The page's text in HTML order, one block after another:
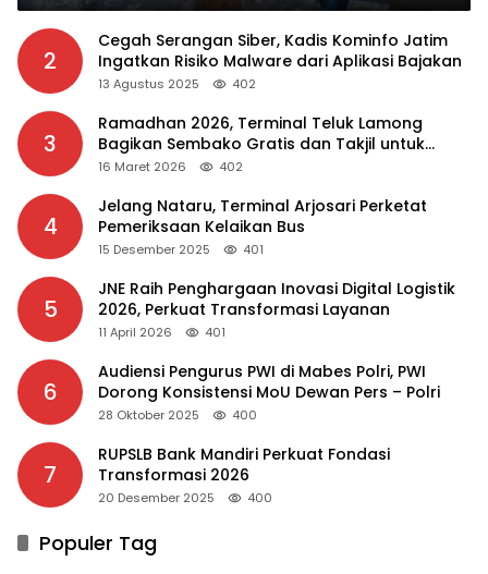
2
Cegah Serangan Siber, Kadis Kominfo Jatim
Ingatkan Risiko Malware dari Aplikasi Bajakan
13 Agustus 2025 402
3
Ramadhan 2026, Terminal Teluk Lamong
Bagikan Sembako Gratis dan Takjil untuk
Masyarakat
16 Maret 2026 402
4
Jelang Nataru, Terminal Arjosari Perketat
Pemeriksaan Kelaikan Bus
15 Desember 2025 401
5
JNE Raih Penghargaan Inovasi Digital Logistik
2026, Perkuat Transformasi Layanan
11 April 2026 401
6
Audiensi Pengurus PWI di Mabes Polri, PWI
Dorong Konsistensi MoU Dewan Pers – Polri
28 Oktober 2025 400
7
RUPSLB Bank Mandiri Perkuat Fondasi
Transformasi 2026
20 Desember 2025 400
Populer Tag